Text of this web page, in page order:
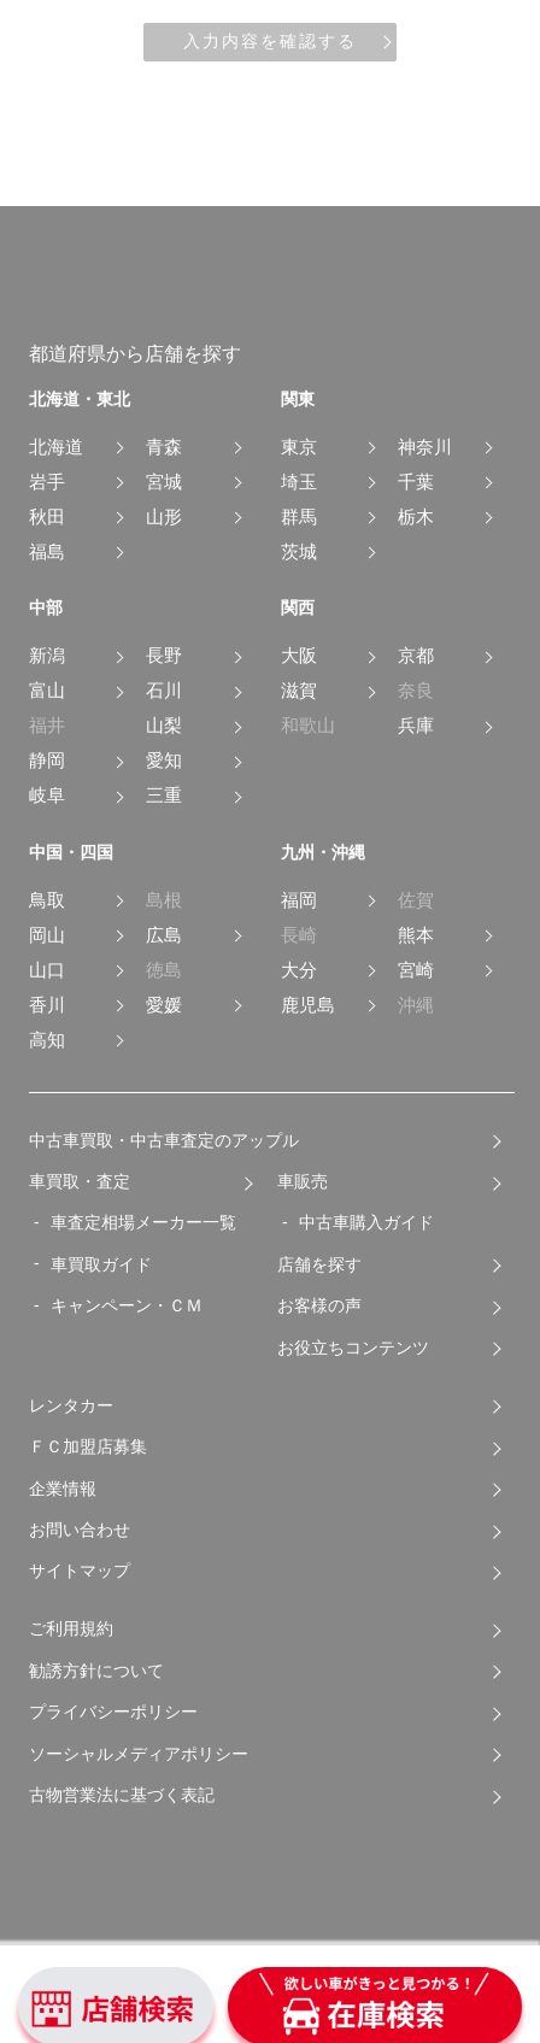
入力内容を確認する
都道府県から店舗を探す
北海道・東北
北海道
青森
岩手
宮城
秋田
山形
福島
関東
東京
神奈川
埼玉
千葉
群馬
栃木
茨城
中部
新潟
長野
富山
石川
福井
山梨
静岡
愛知
岐阜
三重
関西
大阪
京都
滋賀
奈良
和歌山
兵庫
中国・四国
鳥取
島根
岡山
広島
山口
徳島
香川
愛媛
高知
九州・沖縄
福岡
佐賀
長崎
熊本
大分
宮崎
鹿児島
沖縄
中古車買取・中古車査定のアップル
車買取・査定
車査定相場メーカー一覧
車買取ガイド
キャンペーン・ＣＭ
車販売
中古車購入ガイド
店舗を探す
お客様の声
お役立ちコンテンツ
レンタカー
ＦＣ加盟店募集
企業情報
お問い合わせ
サイトマップ
ご利用規約
勧誘方針について
プライバシーポリシー
ソーシャルメディアポリシー
古物営業法に基づく表記